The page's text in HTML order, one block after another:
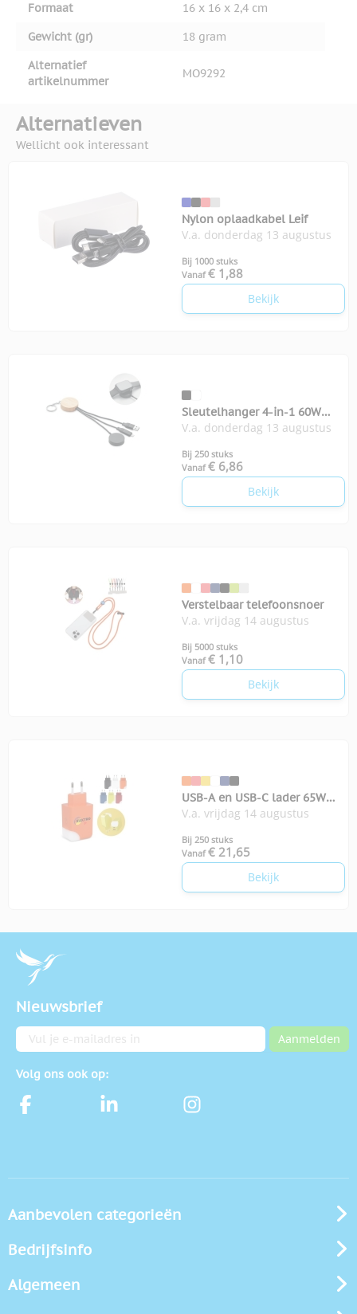
Formaat
16 x 16 x 2,4 cm
Gewicht (gr)
18 gram
Alternatief
artikelnummer
MO9292
Alternatieven
Wellicht ook interessant
Nylon oplaadkabel Leif
V.a. donderdag 13 augustus
Bij 1000 stuks
Vanaf € 1,88
Bekijk
Sleutelhanger 4-in-1 60W
kabel
V.a. donderdag 13 augustus
Bij 250 stuks
Vanaf € 6,86
Bekijk
Verstelbaar telefoonsnoer
V.a. vrijdag 14 augustus
Bij 5000 stuks
Vanaf € 1,10
Bekijk
USB-A en USB-C lader 65W
Xoopar Ice-G
V.a. vrijdag 14 augustus
Bij 250 stuks
Vanaf € 21,65
Bekijk
Nieuwsbrief
E-mailadres Aanmelden
Volg ons ook op:
Aanbevolen categorieën
Bedrijfsinfo
Algemeen